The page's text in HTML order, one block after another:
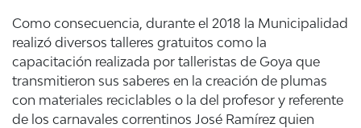
Como consecuencia, durante el 2018 la Municipalidad
realizó diversos talleres gratuitos como la
capacitación realizada por talleristas de Goya que
transmitieron sus saberes en la creación de plumas
con materiales reciclables o la del profesor y referente
de los carnavales correntinos José Ramírez quien